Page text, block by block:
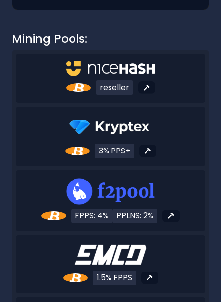
Mining Pools:
reseller
3% PPS+
FPPS: 4% PPLNS: 2%
1.5% FPPS